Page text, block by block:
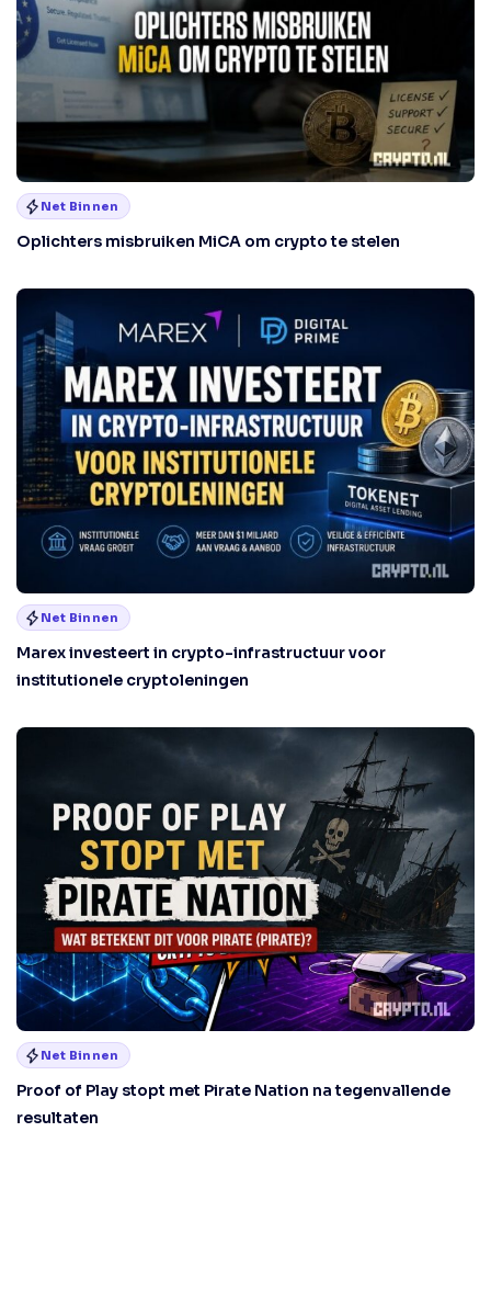
Net Binnen
Oplichters misbruiken MiCA om crypto te stelen
Net Binnen
Marex investeert in crypto-infrastructuur voor
institutionele cryptoleningen
Net Binnen
Proof of Play stopt met Pirate Nation na tegenvallende
resultaten